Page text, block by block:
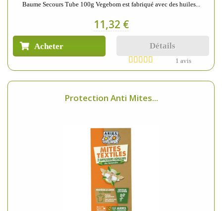
Baume Secours Tube 100g Vegebom est fabriqué avec des huiles...
11,32 €
Acheter Détails
1 avis
Protection Anti Mites...